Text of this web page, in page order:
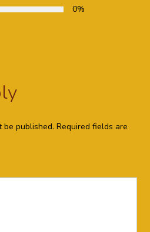
0%
be published. Required fields are